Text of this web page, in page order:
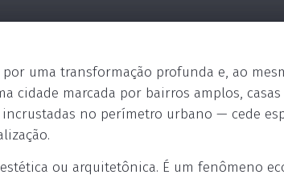
por uma transformação profunda e, ao
cidade marcada por bairros amplos,
no perímetro urbano — cede
ou arquitetônica. É um fenômeno